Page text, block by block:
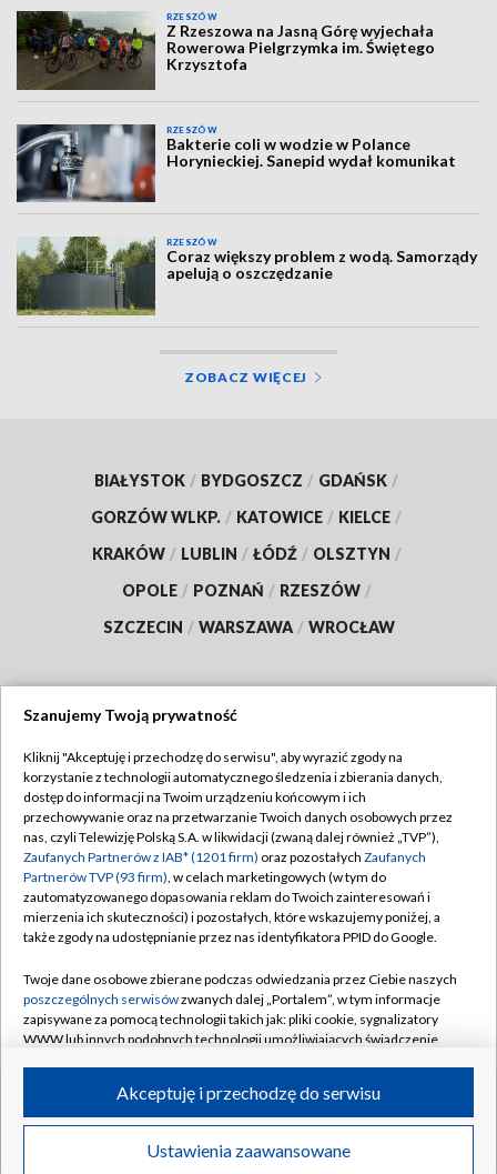
RZESZÓW
Z Rzeszowa na Jasną Górę wyjechała
Rowerowa Pielgrzymka im. Świętego
Krzysztofa
RZESZÓW
Bakterie coli w wodzie w Polance
Horynieckiej. Sanepid wydał komunikat
RZESZÓW
Coraz większy problem z wodą. Samorządy
apelują o oszczędzanie
ZOBACZ WIĘCEJ
BIAŁYSTOK / BYDGOSZCZ / GDAŃSK /
GORZÓW WLKP. / KATOWICE / KIELCE /
KRAKÓW / LUBLIN / ŁÓDŹ / OLSZTYN /
OPOLE / POZNAŃ / RZESZÓW /
SZCZECIN / WARSZAWA / WROCŁAW
TVP
Abonament TVP
Emisja w TVP
Centrum informacji TVP
Naziemna Telewizja Cyfrowa
Rada Programowa
System NOS
Informacje o nadawcy
Program dla prasy
Regulamin TVP
Polityka prywatności
Moje zgody
Pomoc
Kontakt
Kanały
©2026 Telewizja Polska S.A. w likwidacji
Szanujemy Twoją prywatność
Kliknij "Akceptuję i przechodzę do serwisu", aby wyrazić zgody na
korzystanie z technologii automatycznego śledzenia i zbierania danych,
dostęp do informacji na Twoim urządzeniu końcowym i ich
przechowywanie oraz na przetwarzanie Twoich danych osobowych przez
nas, czyli Telewizję Polską S.A. w likwidacji (zwaną dalej również „TVP”),
Zaufanych Partnerów z IAB* (1201 firm) oraz pozostałych Zaufanych
Partnerów TVP (93 firm), w celach marketingowych (w tym do
zautomatyzowanego dopasowania reklam do Twoich zainteresowań i
mierzenia ich skuteczności) i pozostałych, które wskazujemy poniżej, a
także zgody na udostępnianie przez nas identyfikatora PPID do Google.
Twoje dane osobowe zbierane podczas odwiedzania przez Ciebie naszych
poszczególnych serwisówzwanych dalej „Portalem”, w tym informacje
zapisywane za pomocą technologii takich jak: pliki cookie, sygnalizatory
WWW lub innych podobnych technologii umożliwiających świadczenie
ruchu w Internecie.
Twoje dane osobowe zbierane podczas odwiedzania przez Ciebie
poszczególnych serwisówna Portalu, takie jak adresy IP, identyfikatory
Ustawienia zaawansowane
Akceptuję i przechodzę do serwisu